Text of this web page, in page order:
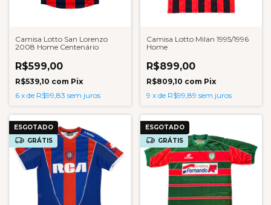
Camisa Lotto San Lorenzo
2008 Home Centenário
R$599,00
R$539,10 com Pix
6 x de R$99,83 sem juros
Camisa Lotto Milan 1995/1996
Home
R$899,00
R$809,10 com Pix
9 x de R$99,89 sem juros
ESGOTADO
GRÁTIS
ESGOTADO
GRÁTIS